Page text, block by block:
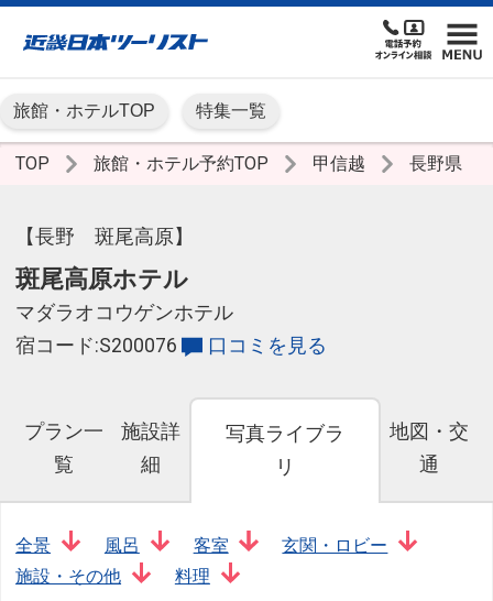
旅館・ホテルTOP 特集一覧
TOP 旅館・ホテル予約TOP 甲信越 長野県
【長野 斑尾高原】
斑尾高原ホテル
マダラオコウゲンホテル
宿コード:S200076
口コミを見る
プラン一
覧
施設詳
細
写真ライブラ
リ
地図・交
通
全景 風呂 客室
玄関・ロビー
施設・その他
料理